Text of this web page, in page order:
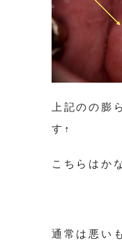
上記のの膨
す↑
こちらはか
通常は悪い